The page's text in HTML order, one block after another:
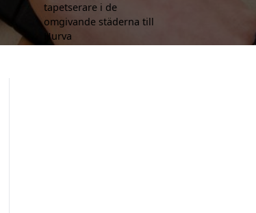
tapetserare i de
omgivande städerna till
Hurva